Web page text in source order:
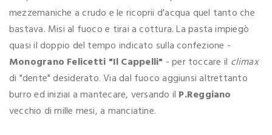
mezzemaniche a crudo e le ricoprii d'acqua quel tanto che
bastava. Misi al fuoco e tirai a cottura. La pasta impiegò
quasi il doppio del tempo indicato sulla confezione -
Monograno Felicetti "Il Cappelli" - per toccare il climax
di "dente" desiderato. Via dal fuoco aggiunsi altrettanto
burro ed iniziai a mantecare, versando il P.Reggiano
vecchio di mille mesi, a manciatine.